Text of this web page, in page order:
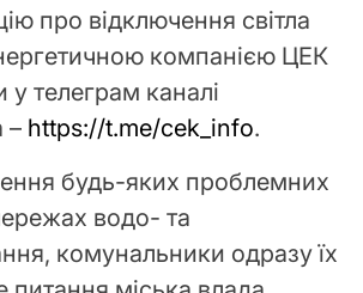
про відключення світла
компанією ЦЕК
телеграм каналі
– https://t.me/cek_info.
будь-яких проблемних
водо- та
комунальники одразу їх